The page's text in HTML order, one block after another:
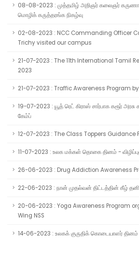
08-08-2023 : முத்தமிழ் அறிஞர் கலைஞர்
மொழிக் கருத்தரங்க நிகழ்வு
02-08-2023 : NCC Commanding Officer
Trichy visited our campus
21-07-2023 : The 11th International Tamil
2023
21-07-2023 : Traffic Awareness Program by
19-07-2023 : யூத் ரெட் கிராஸ் சார்பாக கரூர்
கேம்ப்
12-07-2023 : The Class Toppers Guidance
11-07-2023 : உலக மக்கள் தொகை தினம் -
26-06-2023 : Drug Addiction Awareness
22-06-2023 : நான் முதல்வன் திட்டத்தின் கீழ்
20-06-2023 : Yoga Awareness Program
Wing NSS
14-06-2023 : உலகக் குருதிக் கொடையாளர் தினம்